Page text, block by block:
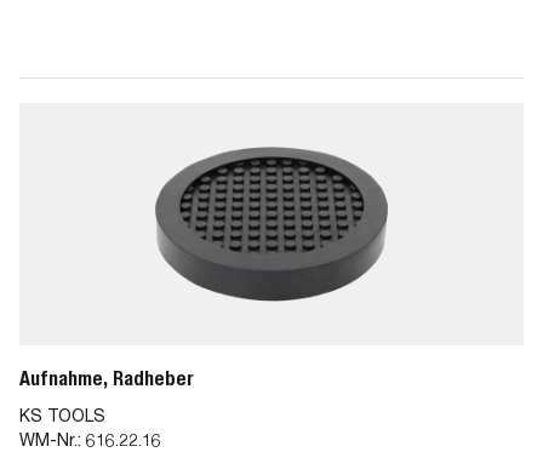
Aufnahme, Radheber
KS TOOLS
WM-Nr.: 616.22.16